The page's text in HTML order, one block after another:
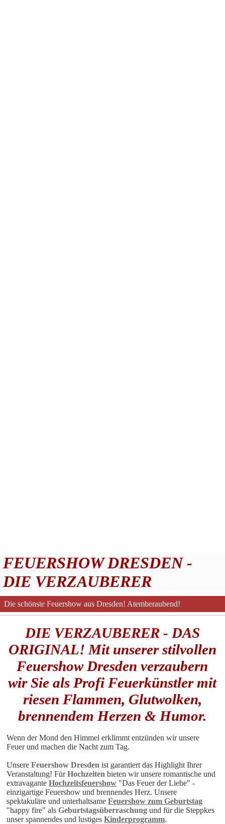
FEUERSHOW DRESDEN -
DIE VERZAUBERER
Die schönste Feuershow aus Dresden! Atemberaubend!
DIE VERZAUBERER - DAS
ORIGINAL! Mit unserer stilvollen
Feuershow Dresden verzaubern
wir Sie als Profi Feuerkünstler mit
riesen Flammen, Glutwolken,
brennendem Herzen & Humor.
Wenn der Mond den Himmel erklimmt entzünden wir unsere
Feuer und machen die Nacht zum Tag.
UnsereFeuershow Dresden ist garantiert das Highlight Ihrer
Veranstaltung! FürHochzeiten bieten wir unsere romantische und
extravaganteHochzeitsfeuershow "Das Feuer der Liebe" -
einzigartige Feuershow und brennendes Herz. Unsere
spektakuläre und unterhaltsameFeuershow zum Geburtstag
"happy fire" alsGeburtstagsüberraschung und für die Steppkes
unser spannendes und lustigesKinderprogramm.